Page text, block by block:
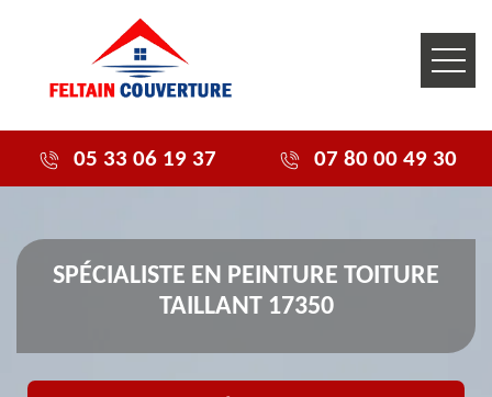
05 33 06 19 37 07 80 00 49 30
SPÉCIALISTE EN PEINTURE TOITURE
TAILLANT 17350